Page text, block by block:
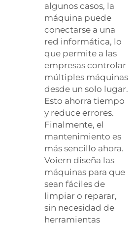
algunos casos, la
máquina puede
conectarse a una
red informática, lo
que permite a las
empresas controlar
múltiples máquinas
desde un solo lugar.
Esto ahorra tiempo
y reduce errores.
Finalmente, el
mantenimiento es
más sencillo ahora.
Voiern diseña las
máquinas para que
sean fáciles de
limpiar o reparar,
sin necesidad de
herramientas